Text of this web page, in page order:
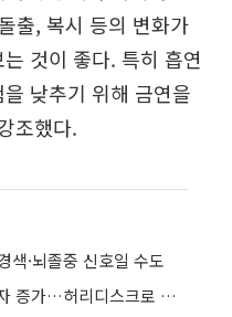
출, 복시 등의 변화가
것이 좋다. 특히 흡연
낮추기 위해 금연을
조했다.
·뇌졸중 신호일 수도
야외활동 늘자 척추관협착증 환자 증가…허리디스크로 오인 주의